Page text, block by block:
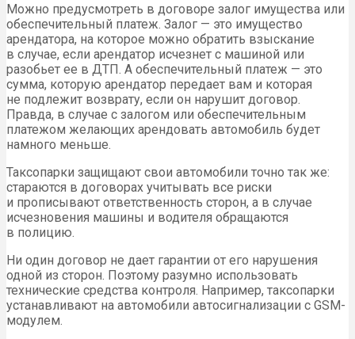
Можно предусмотреть в договоре залог имущества или
обеспечительный платеж. Залог — это имущество
арендатора, на которое можно обратить взыскание
в случае, если арендатор исчезнет с машиной или
разобьет ее в ДТП. А обеспечительный платеж — это
сумма, которую арендатор передает вам и которая
не подлежит возврату, если он нарушит договор.
Правда, в случае с залогом или обеспечительным
платежом желающих арендовать автомобиль будет
намного меньше.
Таксопарки защищают свои автомобили точно так же:
стараются в договорах учитывать все риски
и прописывают ответственность сторон, а в случае
исчезновения машины и водителя обращаются
в полицию.
Ни один договор не дает гарантии от его нарушения
одной из сторон. Поэтому разумно использовать
технические средства контроля. Например, таксопарки
устанавливают на автомобили автосигнализации с GSM-
модулем.